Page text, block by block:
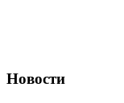
Новости